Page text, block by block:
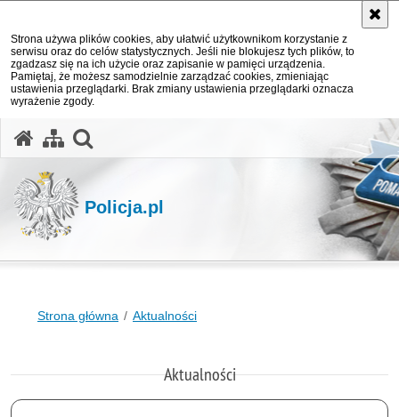
Strona używa plików cookies, aby ułatwić użytkownikom korzystanie z
serwisu oraz do celów statystycznych. Jeśli nie blokujesz tych plików, to
zgadzasz się na ich użycie oraz zapisanie w pamięci urządzenia.
Pamiętaj, że możesz samodzielnie zarządzać cookies, zmieniając
ustawienia przeglądarki. Brak zmiany ustawienia przeglądarki oznacza
wyrażenie zgody.
Policja.pl
Strona główna Aktualności
Aktualności